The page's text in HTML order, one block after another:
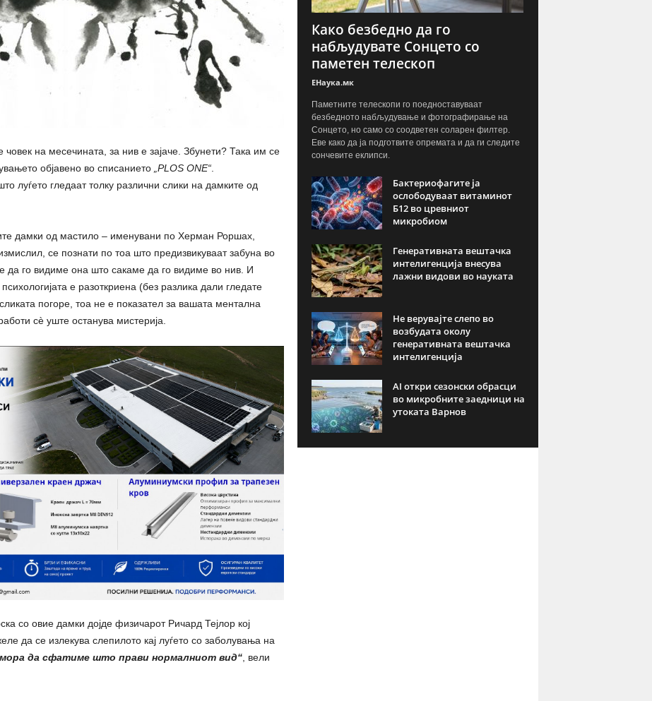
на месечината, за нив е зајаче. Збунети? Така им се
објавено во списанието„PLOS ONE“.
луѓето гледаат толку различни слики на дамките од
дамки од мастило – именувани по Херман Роршах,
се познати по тоа што предизвикуваат забуна во
да го видиме она што сакаме да го видиме во нив. И
е разоткриена (без разлика дали гледате
погоре, тоа не е показател за вашата ментална
сè уште останува мистерија.
со овие дамки дојде физичарот Ричард Тејлор кој
да се излекува слепилото кај луѓето со заболувања на
мора да сфатиме што прави нормалниот вид“, вели
Како безбедно да го
набљудувате Сонцето со
паметен телескоп
ЕНаука.мк
Паметните телескопи го поедноставуваат
безбедното набљудување и фотографирање на
Сонцето, но само со соодветен соларен филтер.
Еве како да ја подготвите опремата и да ги следите
сончевите еклипси.
Бактериофагите ја
ослободуваат витаминот
Б12 во цревниот
микробиом
Генеративната вештачка
интелигенција внесува
лажни видови во науката
Не верувајте слепо во
возбудата околу
генеративната вештачка
интелигенција
AI откри сезонски обрасци
во микробните заедници на
утоката Варнов